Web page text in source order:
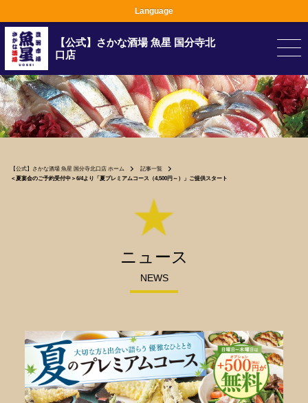
【公式】さかな酒場 魚星 国分寺北
口店
【公式】さかな酒場 魚星 国分寺北口店 ホーム
記事一覧
＜夏宴会のご予約受付中＞6/4より「夏プレミアムコース（4,500円～）」ご提供スタート
ニュース
NEWS
Language